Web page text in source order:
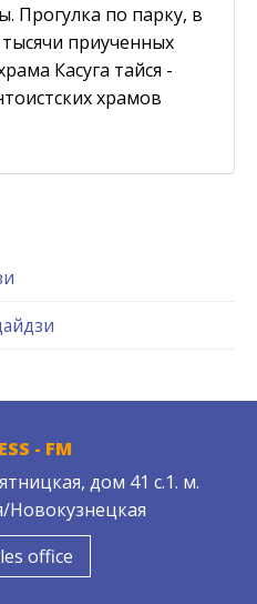
Прогулка по парку, в
приученных
Касуга тайся -
храмов
- FM
дом 41 с.1. м.
Новокузнецкая
office